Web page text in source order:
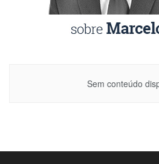
Sem conteúdo